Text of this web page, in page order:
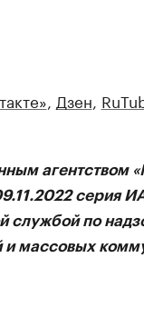
Дзен
агентством
серия
службой по
и массовых